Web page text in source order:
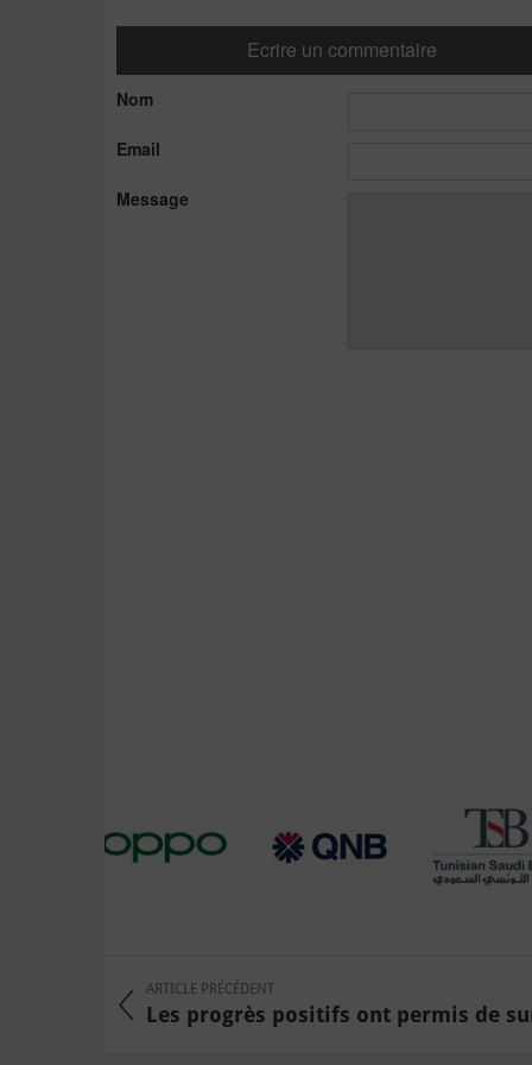
Ecrire un commentaire
Nom
Email
Message
ARTICLE PRÉCÉDENT
Les progrès positifs ont permis de